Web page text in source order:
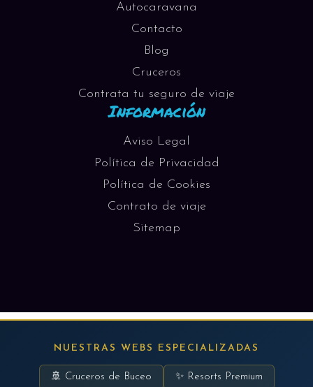
Autocaravana
Contacto
Blog
Cruceros
Contrata tu seguro de viaje
Información
Aviso Legal
Política de Privacidad
Política de Cookies
Contrato de viaje
Sitemap
NUESTRAS WEBS ESPECIALIZADAS
🚢 Cruceros de Buceo ✨ Resorts Premium